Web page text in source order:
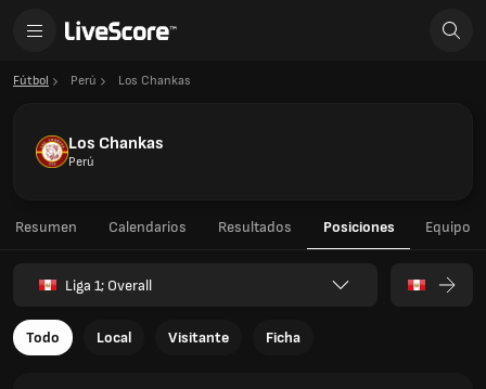
Fútbol Perú Los Chankas
Los Chankas
Perú
Resumen Calendarios Resultados Posiciones Equipo
Liga 1; Overall
Todo Local Visitante Ficha